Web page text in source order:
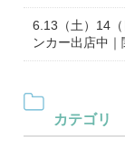
6.13（土）14
ンカー出店中
カテゴリ